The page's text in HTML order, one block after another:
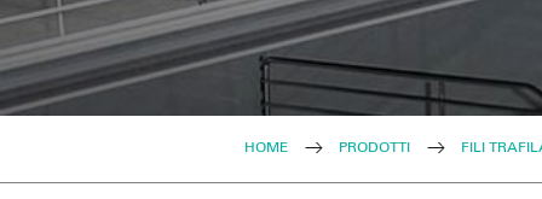
HOME PRODOTTI FILI